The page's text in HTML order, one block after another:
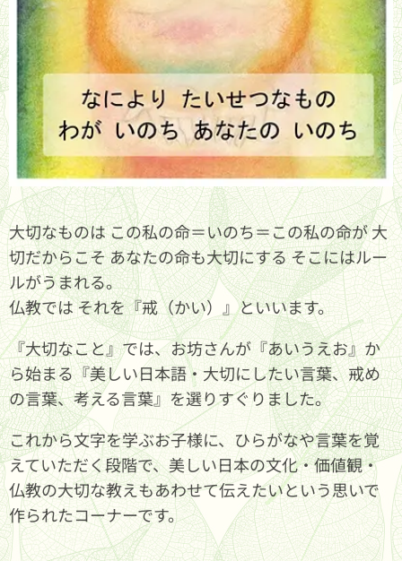
大切なものは この私の命＝いのち＝この私の命が 大
切だからこそ あなたの命も大切にする そこにはルー
ルがうまれる。
仏教では それを『戒（かい）』といいます。
『大切なこと』では、お坊さんが『あいうえお』か
ら始まる『美しい日本語・大切にしたい言葉、戒め
の言葉、考える言葉』を選りすぐりました。
これから文字を学ぶお子様に、ひらがなや言葉を覚
えていただく段階で、美しい日本の文化・価値観・
仏教の大切な教えもあわせて伝えたいという思いで
作られたコーナーです。